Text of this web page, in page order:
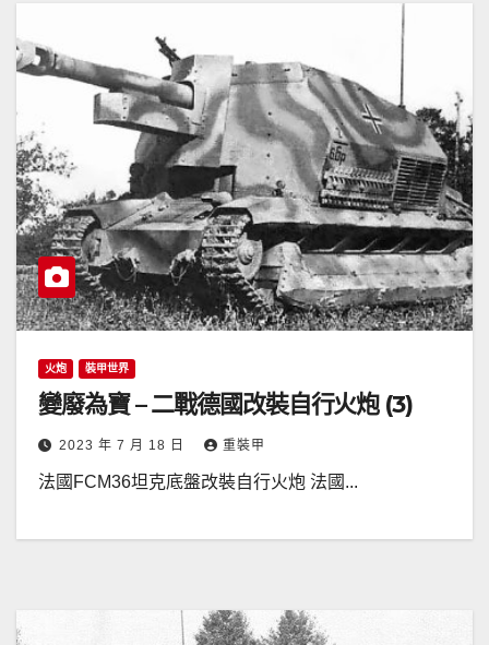
火炮 裝甲世界
變廢為寶 – 二戰德國改裝自行火炮 (3)
2023 年 7 月 18 日 重裝甲
法國FCM36坦克底盤改裝自行火炮 法國...